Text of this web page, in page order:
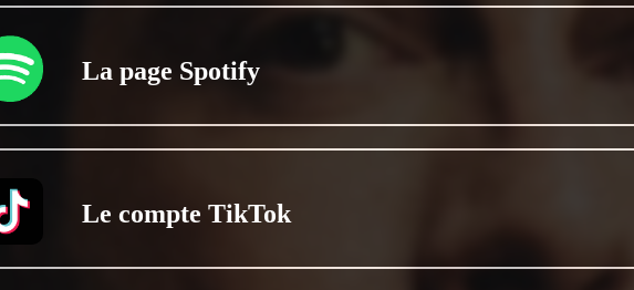
La page Spotify
Le compte TikTok